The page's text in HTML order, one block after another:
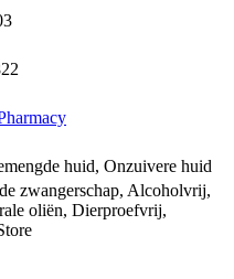
huid, Onzuivere huid
zwangerschap, Alcoholvrij,
oliën, Dierproefvrij,